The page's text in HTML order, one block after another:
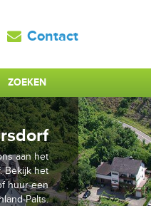
Contact
ZOEKEN
aan het
Bekijk het
huur een
Palts.